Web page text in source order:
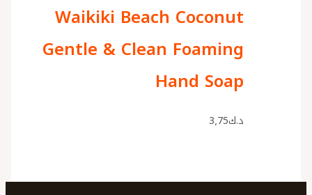
Waikiki Beach Coconut
Gentle & Clean Foaming
Hand Soap
د.ك3٫75